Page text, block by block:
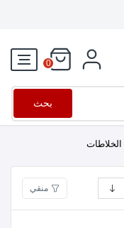
0
بحث
الخلاطات
منقي